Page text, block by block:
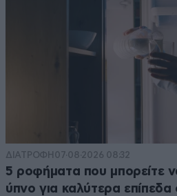
ΔΙΑΤΡΟΦΗ 07·08·2026 08:32
5 ροφήματα που μπορείτε
ύπνο για καλύτερα